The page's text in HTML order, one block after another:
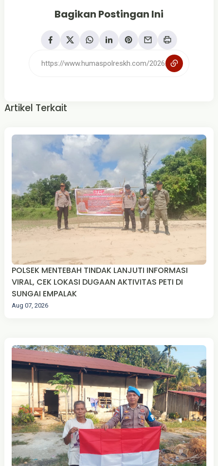
Bagikan Postingan Ini
Artikel Terkait
POLSEK MENTEBAH TINDAK LANJUTI INFORMASI
VIRAL, CEK LOKASI DUGAAN AKTIVITAS PETI DI
SUNGAI EMPALAK
Aug 07, 2026